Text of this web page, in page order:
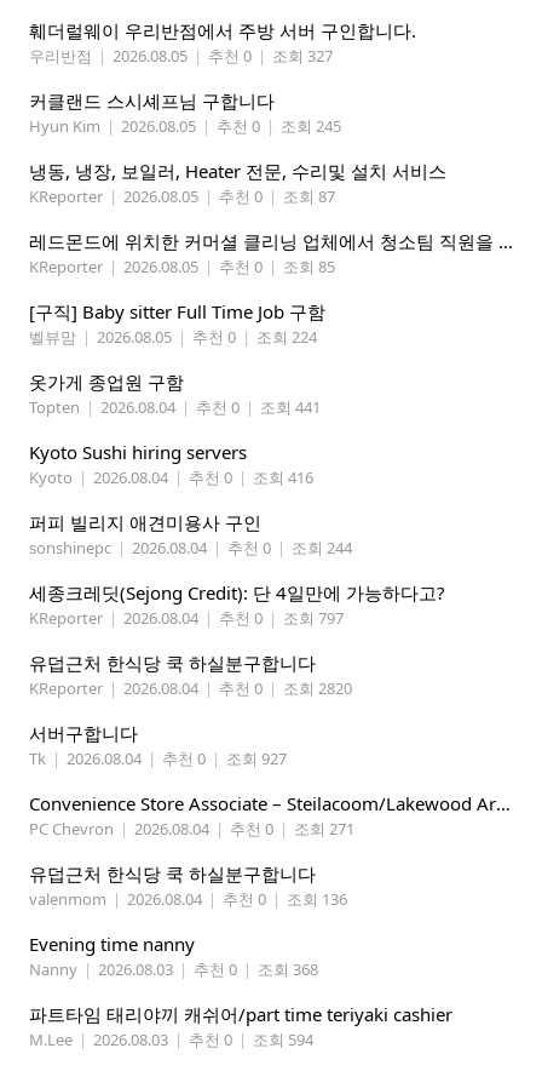
훼더럴웨이 우리반점에서 주방 서버 구인합니다.
우리반점 | 2026.08.05 | 추천 0 | 조회 327
커클랜드 스시셰프님 구합니다
Hyun Kim | 2026.08.05 | 추천 0 | 조회 245
냉동, 냉장, 보일러, Heater 전문, 수리및 설치 서비스
KReporter | 2026.08.05 | 추천 0 | 조회 87
레드몬드에 위치한 커머셜 클리닝 업체에서 청소팀 직원을 모집합니다.
KReporter | 2026.08.05 | 추천 0 | 조회 85
[구직] Baby sitter Full Time Job 구함
벨뷰맘 | 2026.08.05 | 추천 0 | 조회 224
옷가게 종업원 구함
Topten | 2026.08.04 | 추천 0 | 조회 441
Kyoto Sushi hiring servers
Kyoto | 2026.08.04 | 추천 0 | 조회 416
퍼피 빌리지 애견미용사 구인
sonshinepc | 2026.08.04 | 추천 0 | 조회 244
세종크레딧(Sejong Credit): 단 4일만에 가능하다고?
KReporter | 2026.08.04 | 추천 0 | 조회 797
유덥근처 한식당 쿡 하실분구합니다
KReporter | 2026.08.04 | 추천 0 | 조회 2820
서버구합니다
Tk | 2026.08.04 | 추천 0 | 조회 927
Convenience Store Associate – Steilacoom/Lakewood Area, $19 -$21/hr
PC Chevron | 2026.08.04 | 추천 0 | 조회 271
유덥근처 한식당 쿡 하실분구합니다
valenmom | 2026.08.04 | 추천 0 | 조회 136
Evening time nanny
Nanny | 2026.08.03 | 추천 0 | 조회 368
파트타임 태리야끼 캐쉬어/part time teriyaki cashier
M.Lee | 2026.08.03 | 추천 0 | 조회 594